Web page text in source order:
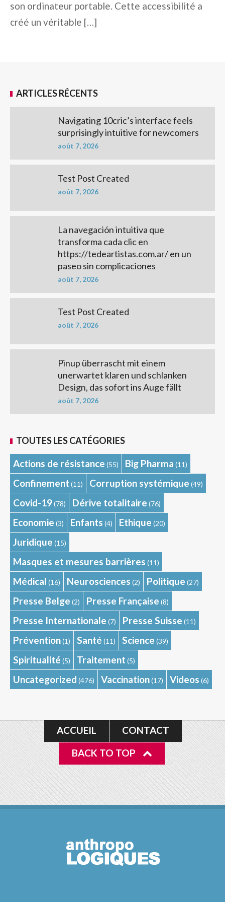
son ordinateur portable. Cette accessibilité a
créé un véritable […]
ARTICLES RÉCENTS
Navigating 10cric’s interface feels
surprisingly intuitive for newcomers
août 7, 2026
Test Post Created
août 7, 2026
La navegación intuitiva que
transforma cada clic en
https://tedeartistas.com.ar/ en un
paseo sin complicaciones
août 7, 2026
Test Post Created
août 7, 2026
Pinup überrascht mit einem
unerwartet klaren und schlanken
Design, das sofort ins Auge fällt
août 7, 2026
TOUTES LES CATÉGORIES
Actions de résistance (55) Big Pharma (11)
Confinement (11) Corruption systémique (49)
Covid-19(78) Dérive totalitaire (76)
Economie (3) Enfants (4) Ethique (20)
Juridique (15)
Masques et mesures barrières (11)
Médical (16) Neurosciences (2) Politique (27)
Presse Belge (2) Presse Française (8)
Presse Internationale (7) Presse Suisse (11)
Prévention(1) Santé (11) Science (39)
Spiritualité (5) Traitement (5)
Uncategorized (476) Vaccination(17) Videos (6)
ACCUEIL
CONTACT
BACK TO TOP